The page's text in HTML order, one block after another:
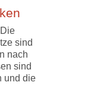
sind
nach
sind
und die